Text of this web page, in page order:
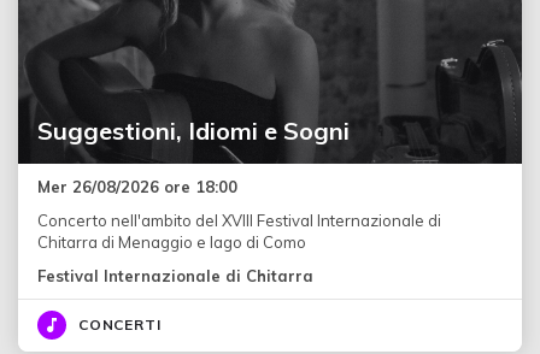
Suggestioni, Idiomi e Sogni
Mer 26/08/2026 ore 18:00
Concerto nell'ambito del XVIII Festival Internazionale di
Chitarra di Menaggio e lago di Como
Festival Internazionale di Chitarra
CONCERTI